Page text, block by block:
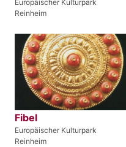
Europäischer Kulturpark
Reinheim
Fibel
Europäischer Kulturpark
Reinheim